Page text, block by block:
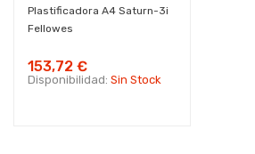
Plastificadora A4 Saturn-3i
Fellowes
153,72 €
Disponibilidad: Sin Stock